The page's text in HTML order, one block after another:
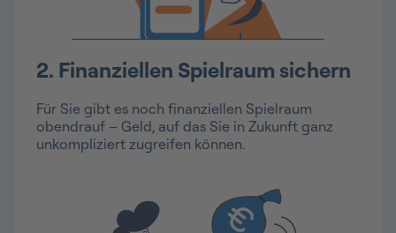
2. Finanziellen Spielraum sichern
Für Sie gibt es noch finanziellen Spielraum
obendrauf – Geld, auf das Sie in Zukunft ganz
unkompliziert zugreifen können.